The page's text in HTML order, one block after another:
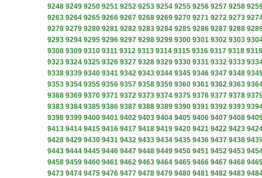
9248 9249 9250 9251 9252 9253 9254 9255 9256 9257 9258
9263 9264 9265 9266 9267 9268 9269 9270 9271 9272 9273
9278 9279 9280 9281 9282 9283 9284 9285 9286 9287 9288
9293 9294 9295 9296 9297 9298 9299 9300 9301 9302 9303
9308 9309 9310 9311 9312 9313 9314 9315 9316 9317 9318 9319
9323 9324 9325 9326 9327 9328 9329 9330 9331 9332 9333
9338 9339 9340 9341 9342 9343 9344 9345 9346 9347 9348
9353 9354 9355 9356 9357 9358 9359 9360 9361 9362 9363
9368 9369 9370 9371 9372 9373 9374 9375 9376 9377 9378
9383 9384 9385 9386 9387 9388 9389 9390 9391 9392 9393
9398 9399 9400 9401 9402 9403 9404 9405 9406 9407 9408
9413 9414 9415 9416 9417 9418 9419 9420 9421 9422 9423
9428 9429 9430 9431 9432 9433 9434 9435 9436 9437 9438
9443 9444 9445 9446 9447 9448 9449 9450 9451 9452 9453
9458 9459 9460 9461 9462 9463 9464 9465 9466 9467 9468
9473 9474 9475 9476 9477 9478 9479 9480 9481 9482 9483